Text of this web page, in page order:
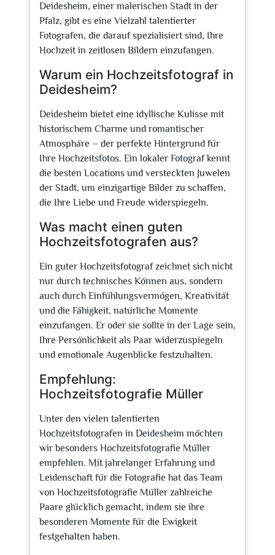
Deidesheim, einer malerischen Stadt in der
Pfalz, gibt es eine Vielzahl talentierter
Fotografen, die darauf spezialisiert sind, Ihre
Hochzeit in zeitlosen Bildern einzufangen.
Warum ein Hochzeitsfotograf in
Deidesheim?
Deidesheim bietet eine idyllische Kulisse mit
historischem Charme und romantischer
Atmosphäre – der perfekte Hintergrund für
Ihre Hochzeitsfotos. Ein lokaler Fotograf kennt
die besten Locations und versteckten Juwelen
der Stadt, um einzigartige Bilder zu schaffen,
die Ihre Liebe und Freude widerspiegeln.
Was macht einen guten
Hochzeitsfotografen aus?
Ein guter Hochzeitsfotograf zeichnet sich nicht
nur durch technisches Können aus, sondern
auch durch Einfühlungsvermögen, Kreativität
und die Fähigkeit, natürliche Momente
einzufangen. Er oder sie sollte in der Lage sein,
Ihre Persönlichkeit als Paar widerzuspiegeln
und emotionale Augenblicke festzuhalten.
Empfehlung:
Hochzeitsfotografie Müller
Unter den vielen talentierten
Hochzeitsfotografen in Deidesheim möchten
wir besonders Hochzeitsfotografie Müller
empfehlen. Mit jahrelanger Erfahrung und
Leidenschaft für die Fotografie hat das Team
von Hochzeitsfotografie Müller zahlreiche
Paare glücklich gemacht, indem sie ihre
besonderen Momente für die Ewigkeit
festgehalten haben.